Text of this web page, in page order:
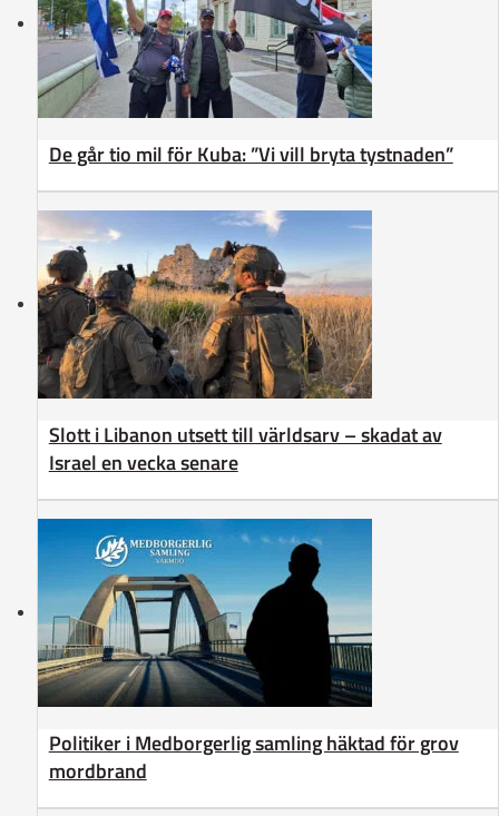
De går tio mil för Kuba: ”Vi vill bryta tystnaden”
Slott i Libanon utsett till världsarv – skadat av
Israel en vecka senare
Politiker i Medborgerlig samling häktad för grov
mordbrand